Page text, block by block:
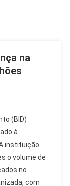
na
(BID)
à
instituição
o volume de
no
com